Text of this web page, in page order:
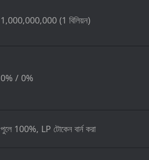
1,000,000,000 (1 বিলিয়ন)
0% / 0%
পুলে 100%, LP টোকেন বার্ন করা